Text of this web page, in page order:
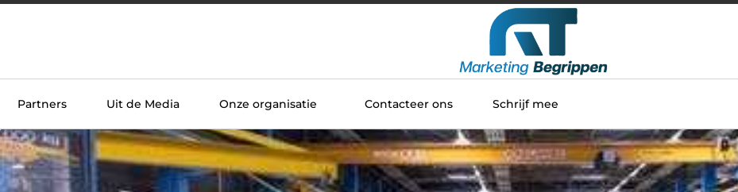
Partners Uit de Media Onze organisatie Contacteer ons Schrijf mee